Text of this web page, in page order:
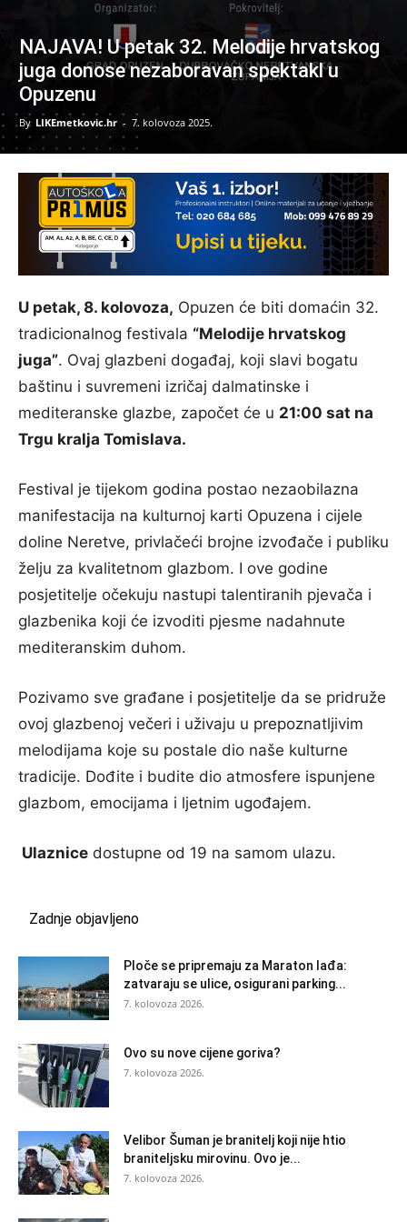
NAJAVA! U petak 32. Melodije hrvatskog
juga donose nezaboravan spektakl u
Opuzenu
By LIKEmetkovic.hr - 7. kolovoza 2025.
U petak, 8. kolovoza, Opuzen će biti domaćin 32.
tradicionalnog festivala “Melodije hrvatskog
juga”. Ovaj glazbeni događaj, koji slavi bogatu
baštinu i suvremeni izričaj dalmatinske i
mediteranske glazbe, započet će u 21:00 sat na
Trgu kralja Tomislava.
Festival je tijekom godina postao nezaobilazna
manifestacija na kulturnoj karti Opuzena i cijele
doline Neretve, privlačeći brojne izvođače i publiku
želju za kvalitetnom glazbom. I ove godine
posjetitelje očekuju nastupi talentiranih pjevača i
glazbenika koji će izvoditi pjesme nadahnute
mediteranskim duhom.
Pozivamo sve građane i posjetitelje da se pridruže
ovoj glazbenoj večeri i uživaju u prepoznatljivim
melodijama koje su postale dio naše kulturne
tradicije. Dođite i budite dio atmosfere ispunjene
glazbom, emocijama i ljetnim ugođajem.
Ulaznice dostupne od 19 na samom ulazu.
Zadnje objavljeno
Ploče se pripremaju za Maraton lađa:
zatvaraju se ulice, osigurani parking...
7. kolovoza 2026.
Ovo su nove cijene goriva?
7. kolovoza 2026.
Velibor Šuman je branitelj koji nije htio
braniteljsku mirovinu. Ovo je...
7. kolovoza 2026.